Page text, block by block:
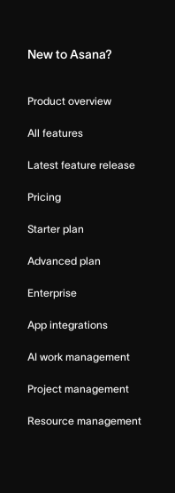
New to Asana?
Product overview
All features
Latest feature release
Pricing
Starter plan
Advanced plan
Enterprise
App integrations
AI work management
Project management
Resource management